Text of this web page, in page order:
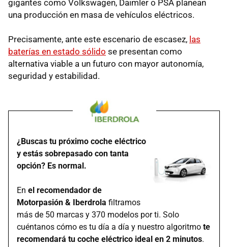
gigantes como Volkswagen, Daimler o PSA planean
una producción en masa de vehículos eléctricos.
Precisamente, ante este escenario de escasez, las
baterías en estado sólido se presentan como
alternativa viable a un futuro con mayor autonomía,
seguridad y estabilidad.
¿Buscas tu próximo coche eléctrico
y estás sobrepasado con tanta
opción? Es normal.
En el recomendador de
Motorpasión & Iberdrola filtramos
más de 50 marcas y 370 modelos por ti. Solo
cuéntanos cómo es tu día a día y nuestro algoritmo te
recomendará tu coche eléctrico ideal en 2 minutos.